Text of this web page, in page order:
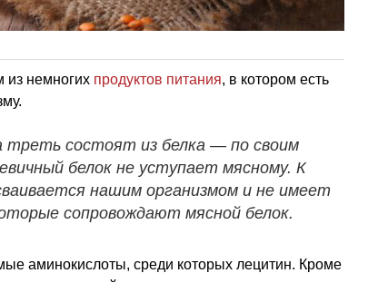
из немногих продуктов питания, в котором есть
треть состоят из белка — по своим
белок не уступает мясному. К
нашим организмом и не имеет
сопровождают мясной белок.
аминокислоты, среди которых лецитин. Кроме